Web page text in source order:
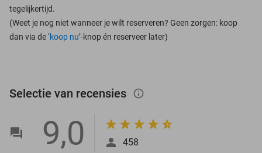
tegelijkertijd.
(Weet je nog niet wanneer je wilt reserveren? Geen zorgen: koop
dan via de ‘koop nu’-knop én reserveer later)
Selectie van recensies info_outlined
9,0 458